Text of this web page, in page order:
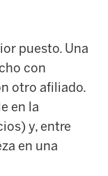
puesto. Una
con
otro afiliado.
en la
y, entre
en una